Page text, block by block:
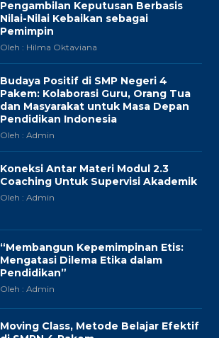
Pengambilan Keputusan Berbasis
Nilai-Nilai Kebaikan sebagai
Pemimpin
Oleh : Hilma Oktaviana
Budaya Positif di SMP Negeri 4
Pakem: Kolaborasi Guru, Orang Tua
dan Masyarakat untuk Masa Depan
Pendidikan Indonesia
Oleh : Admin
Koneksi Antar Materi Modul 2.3
Coaching Untuk Supervisi Akademik
Oleh : Admin
“Membangun Kepemimpinan Etis:
Mengatasi Dilema Etika dalam
Pendidikan”
Oleh : Admin
Moving Class, Metode Belajar Efektif